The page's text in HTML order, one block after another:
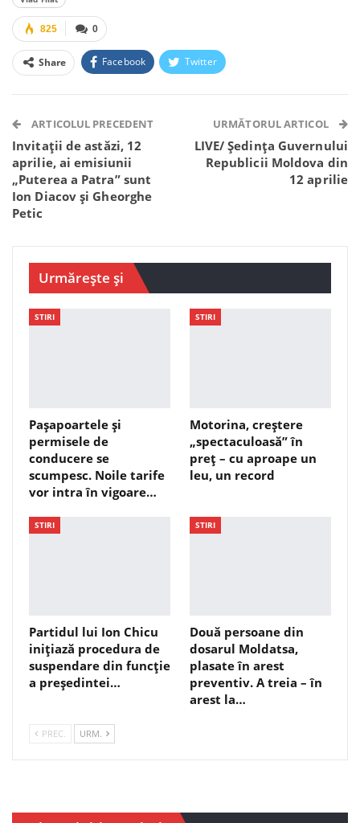
0
825
Share Facebook Twitter
Telegram WhatsApp Viber
ARTICOLUL PRECEDENT
Invitații de astăzi, 12
aprilie, ai emisiunii
„Puterea a Patra” sunt
Ion Diacov și Gheorghe
Petic
URMĂTORUL ARTICOL
LIVE/ Ședința Guvernului
Republicii Moldova din
12 aprilie
Urmărește și
STIRI
Pașapoartele și
permisele de
conducere se
scumpesc. Noile tarife
vor intra în vigoare…
STIRI
Motorina, creștere
„spectaculoasă” în
preț – cu aproape un
leu, un record
STIRI
Partidul lui Ion Chicu
inițiază procedura de
suspendare din funcție
a președintei…
STIRI
Două persoane din
dosarul Moldatsa,
plasate în arest
preventiv. A treia – în
arest la…
PREC. URM.